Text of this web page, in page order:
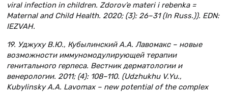
viral infection in children. Zdorov’e materi i rebenka =
Maternal and Child Health. 2020; (3): 26–31 (In Russ.)). EDN:
IEZVAH.
19. Уджуху В.Ю., Кубылинский А.А. Лавомакс – новые
возможности иммуномодулирующей терапии
генитального герпеса. Вестник дерматологии и
венерологии. 2011; (4): 108–110. (Udzhukhu V.Yu.,
Kubylinsky A.A. Lavomax – new potential of the complex